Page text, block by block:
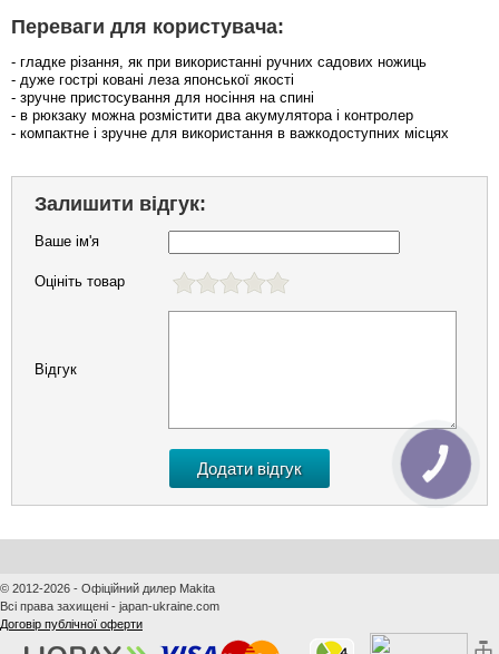
Переваги для користувача:
- гладке різання, як при використанні ручних садових ножиць
- дуже гострі ковані леза японської якості
- зручне пристосування для носіння на спині
- в рюкзаку можна розмістити два акумулятора і контролер
- компактне і зручне для використання в важкодоступних місцях
Залишити відгук:
Ваше ім'я
Оцініть товар
Відгук
© 2012-2026 - Офіційний дилер Makita
Всі права захищені - japan-ukraine.com
Договір публічної оферти
КНОПКА
ЗВ'ЯЗКУ